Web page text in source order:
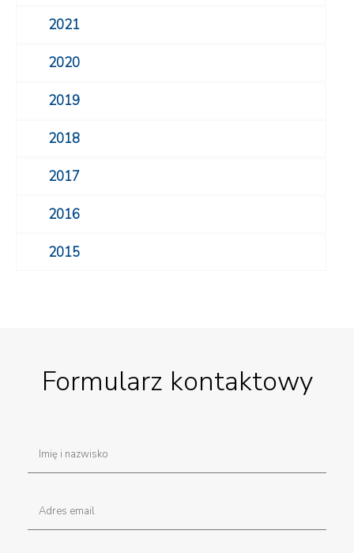
2021
2020
2019
2018
2017
2016
2015
Formularz kontaktowy